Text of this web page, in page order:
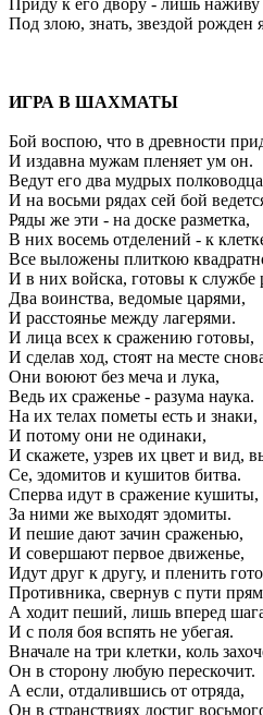
Под злою, знать, звездой рожден
ИГРА В ШАХМАТЫ
Бой воспою, что в древности
И издавна мужам пленяет ум он.
Ведут его два мудрых
И на восьми рядах сей бой
Ряды же эти - на доске разметка,
В них восемь отделений - к
Все выложены плиткою
И в них войска, готовы к службе
Два воинства, ведомые царями,
И расстоянье между лагерями.
И лица всех к сражению готовы,
И сделав ход, стоят на месте
Они воюют без меча и лука,
Ведь их сраженье - разума наука.
На их телах пометы есть и знаки,
И потому они не одинаки,
И скажете, узрев их цвет и вид,
Се, эдомитов и кушитов битва.
Сперва идут в сражение кушиты,
За ними же выходят эдомиты.
И пешие дают зачин сраженью,
И совершают первое движенье,
Идут друг к другу, и пленить
Противника, свернув с пути
А ходит пеший, лишь вперед
И с поля боя вспять не убегая.
Вначале на три клетки, коль
Он в сторону любую перескочит.
А если, отдалившись от отряда,
Он в странствиях достиг